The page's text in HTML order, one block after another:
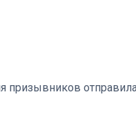
призывников